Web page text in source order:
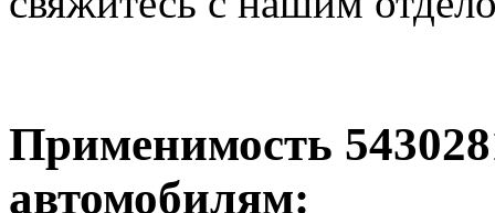
Применимость
автомобилям: